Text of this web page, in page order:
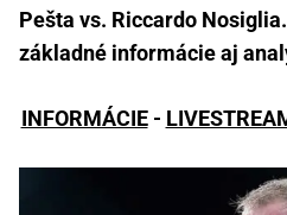
Pešta vs. Riccardo
základné informácie aj
INFORMÁCIE-